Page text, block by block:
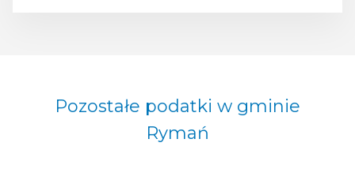
Pozostałe podatki w gminie
Rymań